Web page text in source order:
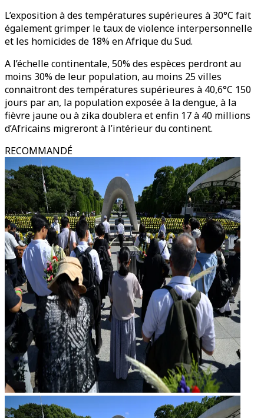
L’exposition à des températures supérieures à 30°C fait
également grimper le taux de violence interpersonnelle
et les homicides de 18% en Afrique du Sud.
A l’échelle continentale, 50% des espèces perdront au
moins 30% de leur population, au moins 25 villes
connaitront des températures supérieures à 40,6°C 150
jours par an, la population exposée à la dengue, à la
fièvre jaune ou à zika doublera et enfin 17 à 40 millions
d’Africains migreront à l’intérieur du continent.
RECOMMANDÉ